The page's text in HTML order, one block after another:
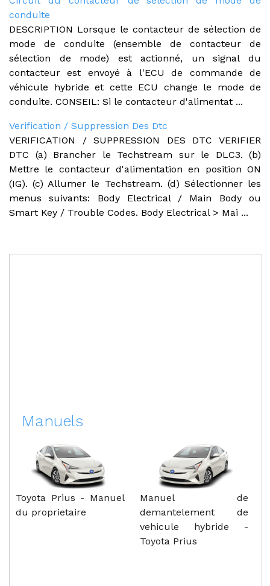
conduite
DESCRIPTION Lorsque le contacteur de sélection de
mode de conduite (ensemble de contacteur de
sélection de mode) est actionné, un signal du
contacteur est envoyé à l'ECU de commande de
véhicule hybride et cette ECU change le mode de
conduite. CONSEIL: Si le contacteur d'alimentat ...
Verification / Suppression Des Dtc
VERIFICATION / SUPPRESSION DES DTC VERIFIER
DTC (a) Brancher le Techstream sur le DLC3. (b)
Mettre le contacteur d'alimentation en position ON
(IG). (c) Allumer le Techstream. (d) Sélectionner les
menus suivants: Body Electrical / Main Body ou
Smart Key / Trouble Codes. Body Electrical > Mai ...
Manuels
Toyota Prius - Manuel
du proprietaire
Manuel de
demantelement de
vehicule hybride -
Toyota Prius